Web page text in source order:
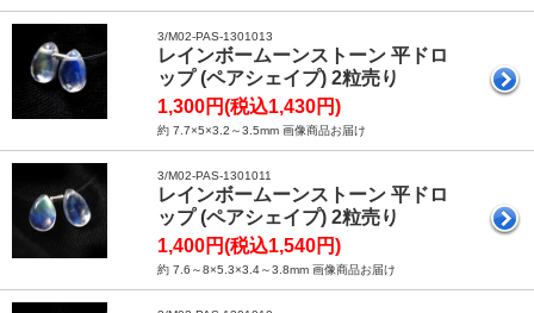
3/M02-PAS-1301013
レインボームーンストーン 平ドロ
ップ (ペアシェイプ) 2粒売り
1,300円(税込1,430円)
約 7.7×5×3.2～3.5mm 画像商品お届け
3/M02-PAS-1301011
レインボームーンストーン 平ドロ
ップ (ペアシェイプ) 2粒売り
1,400円(税込1,540円)
約 7.6～8×5.3×3.4～3.8mm 画像商品お届け